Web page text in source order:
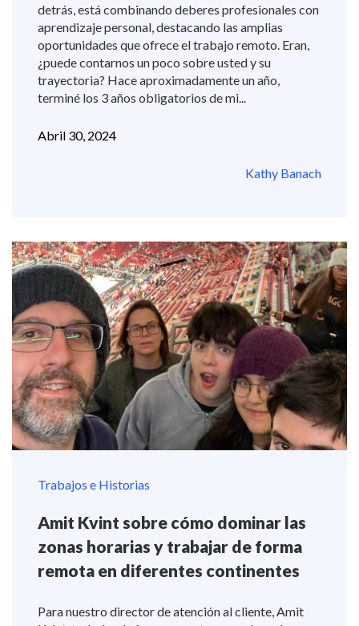
detrás, está combinando deberes profesionales con
aprendizaje personal, destacando las amplias
oportunidades que ofrece el trabajo remoto. Eran,
¿puede contarnos un poco sobre usted y su
trayectoria? Hace aproximadamente un año,
terminé los 3 años obligatorios de mi...
Abril 30, 2024
Kathy Banach
Trabajos e Historias
Amit Kvint sobre cómo dominar las
zonas horarias y trabajar de forma
remota en diferentes continentes
Para nuestro director de atención al cliente, Amit